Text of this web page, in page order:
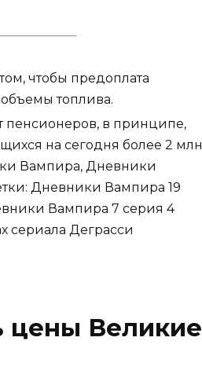
чтобы предоплата
топлива.
пенсионеров, в принципе,
на сегодня более 2 млн
Вампира, Дневники
Дневники Вампира 19
Вампира 7 серия 4
сериала Деграсси
цены Великие